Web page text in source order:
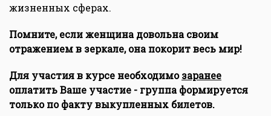
жизненных сферах.
Помните, если женщина довольна своим
отражением в зеркале, она покорит весь мир!
Для участия в курсе необходимозаранее
оплатить Ваше участие - группа формируется
только по факту выкупленных билетов.